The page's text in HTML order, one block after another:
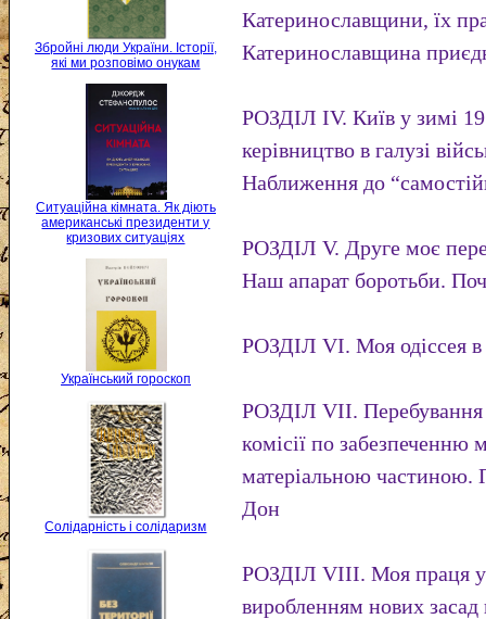
Збройні люди України. Історії,
які ми розповімо онукам
Ситуаційна кімната. Як діють
американські президенти у
кризових ситуаціях
Український гороскоп
Солідарність і солідаризм
Катеринославщини, їх
Катеринославщина
РОЗДІЛ IV. Київ у зимі
керівництво в галузі
Наближення до
РОЗДІЛ V. Друге моє
Наш апарат боротьби.
РОЗДІЛ VI. Моя одіссея в
РОЗДІЛ VII.
комісії по забезпеченню
матеріальною частиною.
Дон
РОЗДІЛ VIII. Моя праця у
виробленням нових засад